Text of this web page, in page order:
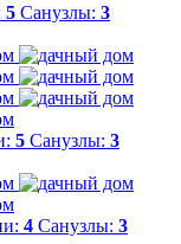
5 Санузлы: 3
5 Санузлы: 3
4 Санузлы: 3